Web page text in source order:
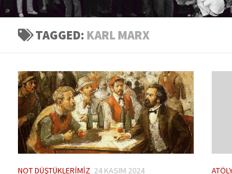
TAGGED: KARL MARX
NOT DÜŞTÜKLERIMIZ 24 KASIM 2024